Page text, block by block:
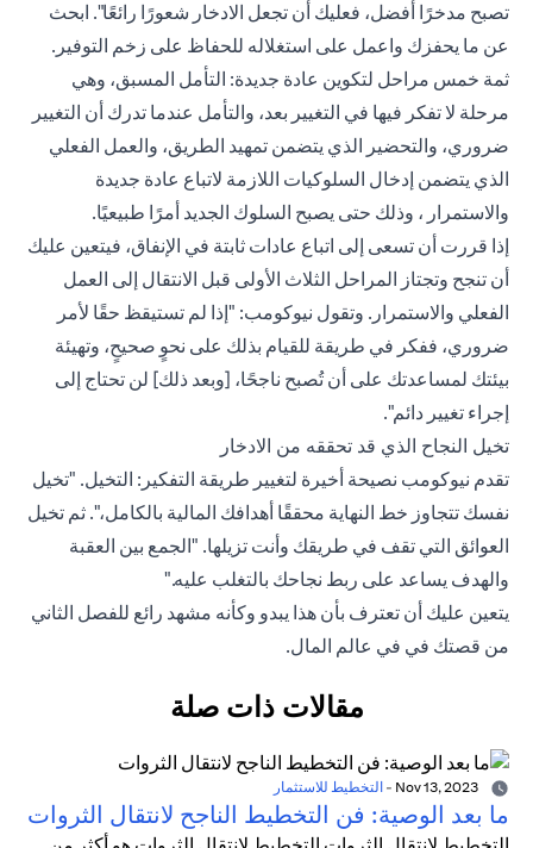
تصبح مدخرًا أفضل، فعليك أن تجعل الادخار شعورًا رائعًا". ابحث
عن ما يحفزك واعمل على استغلاله للحفاظ على زخم التوفير.
ثمة خمس مراحل لتكوين عادة جديدة: التأمل المسبق، وهي
مرحلة لا تفكر فيها في التغيير بعد، والتأمل عندما تدرك أن التغيير
ضروري، والتحضير الذي يتضمن تمهيد الطريق، والعمل الفعلي
الذي يتضمن إدخال السلوكيات اللازمة لاتباع عادة جديدة
والاستمرار ، وذلك حتى يصبح السلوك الجديد أمرًا طبيعيًا.
إذا قررت أن تسعى إلى اتباع عادات ثابتة في الإنفاق، فيتعين عليك
أن تنجح وتجتاز المراحل الثلاث الأولى قبل الانتقال إلى العمل
الفعلي والاستمرار. وتقول نيوكومب: "إذا لم تستيقظ حقًا لأمر
ضروري، ففكر في طريقة للقيام بذلك على نحوٍ صحيحٍ، وتهيئة
بيئتك لمساعدتك على أن تُصبح ناجحًا، [وبعد ذلك] لن تحتاج إلى
إجراء تغيير دائم".
تخيل النجاح الذي قد تحققه من الادخار
تقدم نيوكومب نصيحة أخيرة لتغيير طريقة التفكير: التخيل. "تخيل
نفسك تتجاوز خط النهاية محققًا أهدافك المالية بالكامل،". ثم تخيل
العوائق التي تقف في طريقك وأنت تزيلها. "الجمع بين العقبة
والهدف يساعد على ربط نجاحك بالتغلب عليه."
يتعين عليك أن تعترف بأن هذا يبدو وكأنه مشهد رائع للفصل الثاني
من قصتك في في عالم المال.
مقالات ذات صلة
- التخطيط للاستثمار
ما بعد الوصية: فن التخطيط الناجح لانتقال الثروات